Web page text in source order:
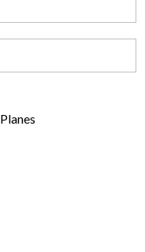
Planes